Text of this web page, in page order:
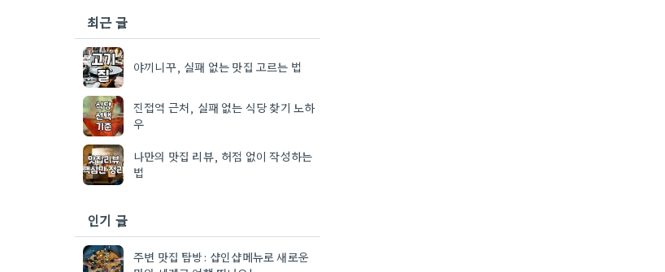
최근 글
야끼니꾸, 실패 없는 맛집 고르는 법
진접역 근처, 실패 없는 식당 찾기 노하
우
나만의 맛집 리뷰, 허점 없이 작성하는
법
인기 글
주변 맛집 탐방: 샵인샵메뉴로 새로운